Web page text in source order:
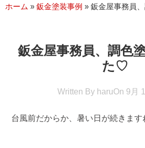
ホーム » 鈑金塗装事例 » 鈑金屋事務員
鈑金屋事務員、調色
た♡
Written ByharuOn 9月
台風前だからか、暑い日が続きます